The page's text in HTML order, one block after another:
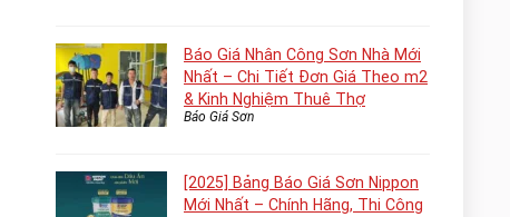
Báo Giá Nhân Công Sơn Nhà Mới
Nhất – Chi Tiết Đơn Giá Theo m2
& Kinh Nghiệm Thuê Thợ
Báo Giá Sơn
[2025] Bảng Báo Giá Sơn Nippon
Mới Nhất – Chính Hãng, Thi Công